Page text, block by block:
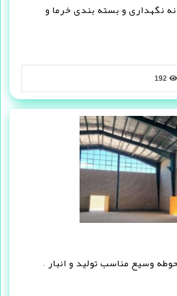
نگهداری و بسته بندی خرما و
وسیع مناسب تولید و انبار –